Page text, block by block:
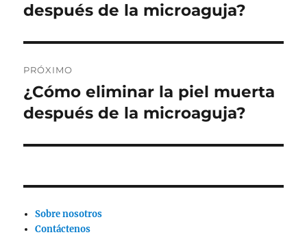
entradas
anterior:
después de la microaguja?
PRÓXIMO
Siguiente
publicación:
¿Cómo eliminar la piel muerta
después de la microaguja?
Sobre nosotros
Contáctenos